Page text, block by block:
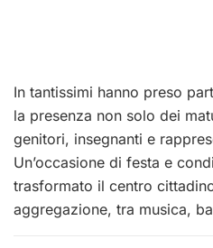
In tantissimi hanno preso
la presenza non solo dei
genitori, insegnanti e
Un’occasione di festa e
trasformato il centro
aggregazione, tra musica,